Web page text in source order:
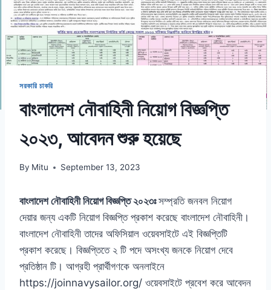
সরকারি চাকরি
বাংলাদেশ নৌবাহিনী নিয়োগ বিজ্ঞপ্তি
২০২৩, আবেদন শুরু হয়েছে
By Mitu September 13, 2023
বাংলাদেশ নৌবাহিনী নিয়োগ বিজ্ঞপ্তি ২০২৩ঃসম্প্রতি জনবল নিয়োগ
দেয়ার জন্য একটি নিয়োগ বিজ্ঞপ্তি প্রকাশ করেছে বাংলাদেশ নৌবাহিনী।
বাংলাদেশ নৌবাহিনী তাদের অফিসিয়াল ওয়েবসাইটে এই বিজ্ঞপ্তিটি
প্রকাশ করেছে। বিজ্ঞপ্তিতে ২ টি পদে অসংখ্য জনকে নিয়োগ দেবে
প্রতিষ্ঠান টি। আগ্রহী প্রার্থীগণকে অনলাইনে
https://joinnavysailor.org/ ওয়েবসাইটে প্রবেশ করে আবেদন